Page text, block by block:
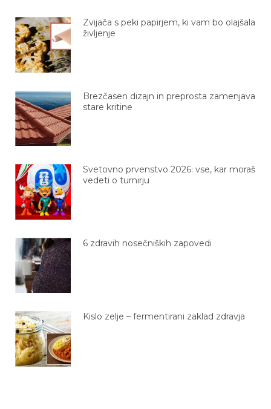
Zvijača s peki papirjem, ki vam bo olajšala
življenje
Brezčasen dizajn in preprosta zamenjava
stare kritine
Svetovno prvenstvo 2026: vse, kar moraš
vedeti o turnirju
6 zdravih nosečniških zapovedi
Kislo zelje – fermentirani zaklad zdravja